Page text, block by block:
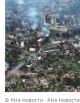
© РИА Новости . РИА Новости